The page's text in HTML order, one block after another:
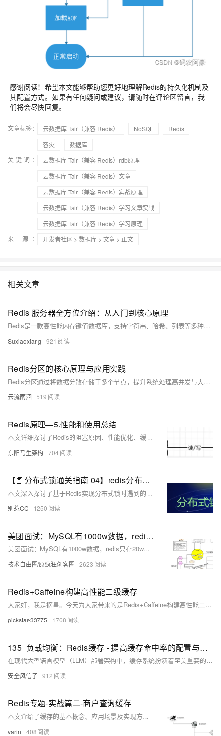
感谢阅读！希望本文能够帮助您更好地理解Redis的持久化机制及
其配置方式。如果有任何疑问或建议，请随时在评论区留言，我
们将会尽快回复。
文章标签： 云数据库 Tair（兼容 Redis） NoSQL
Redis
容灾
数据库
关键词：
云数据库 Tair（兼容 Redis）rdb原理
云数据库 Tair（兼容 Redis）文章
云数据库 Tair（兼容 Redis）实战原理
云数据库 Tair（兼容 Redis）学习文章实战
云数据库 Tair（兼容 Redis）学习原理
来 源：
开发者社区 > 数据库 > 文章 > 正文
相关文章
Redis 服务器全方位介绍：从入门到核心原理
Redis是一款高性能内存键值数据库，支持字符串、哈希、列表等多种数据结构，广泛用于缓存、会话存储、排行榜及消息队列。其单线程事件循环架构保障高并发与低延迟，结合RDB和AOF持久化机制兼顾性能与数据安全。通过主从复制、哨兵及集群模式实现高可用与横向扩展，适用于现代应用的多样化场景。合理配置与优化可显著提升系统性能与稳定性。
Suxiaoxiang 921
Redis分区的核心原理与应用实践
Redis分区通过将数据分散存储于多个节点，提升系统处理高并发与大规模数据的能力。本文详解分区原理、策略及应用实践，涵盖哈希、范围、一致性哈希等分片方式，分析其适用场景与性能优势，并探讨电商秒杀、物联网等典型用例，为构建高性能、可扩展的Redis集群提供参考。
云流雨洄 519
Redis原理—5.性能和使用总结
本文详细探讨了Redis的阻塞原因、性能优化、缓存相关问题及数据库与缓存的一致性问题。同时还列举了不同缓存操作方案下的并发情况，帮助读者理解并选择合适的缓存管理策略。最终得出结论，在实际应用中应尽量采用“先更新数据库再删除缓存”的方案，并结合异步重试机制来保证数据的一致性和系统的高性能。
东阳马生架构 704
【📕分布式锁通关指南 04】redis分布式锁的细节问题以及RedLock算法原理
本文深入探讨了基于Redis实现分布式锁时遇到的细节问题及解决方案。首先，针对锁续期问题，提出了通过独立服务、获取锁进程自己续期和异步线程三种方式，并详细介绍了如何利用Lua脚本和守护线程实现自动续期。接着，解决了锁阻塞问题，引入了带超时时间的`tryLock`机制，确保在高并发场景下不会无限等待锁。最后，作为知识扩展，讲解了RedLock算法原理及其在实际业务中的局限性。文章强调，在并发量不高的场景中手写分布式锁可行，但推荐使用更成熟的Redisson框架来实现分布式锁，以保证系统的稳定性和可靠性。
别惹CC 1250
美团面试：MySQL有1000w数据，redis只存20w的数据，如何做 缓存 设计？
美团面试：MySQL有1000w数据，redis只存20w的数据，如何做 缓存 设计？
技术自由圈/原疯狂创客圈 2623
Redis+Caffeine构建高性能二级缓存
大家好，我是摘星。今天为大家带来的是Redis+Caffeine构建高性能二级缓存，废话不多说直接开始~
pickstar-33775 1768
135_负载均衡：Redis缓存 - 提高缓存命中率的配置与最佳实践
在现代大型语言模型（LLM）部署架构中，缓存系统扮演着至关重要的角色。随着LLM应用规模的不断扩大和用户需求的持续增长，如何构建高效、可靠的缓存架构成为系统性能优化的核心挑战。Redis作为业界领先的内存数据库，因其高性能、丰富的数据结构和灵活的配置选项，已成为LLM部署中首选的缓存解决方案。
安全风信子 912
Redis专题-实战篇二-商户查询缓存
本文介绍了缓存的基本概念、应用场景及实现方式，涵盖Redis缓存设计、缓存更新策略、缓存穿透问题及其解决方案。重点讲解了缓存空对象与布隆过滤器的使用，并通过代码示例演示了商铺查询的缓存优化实践。
varin 408